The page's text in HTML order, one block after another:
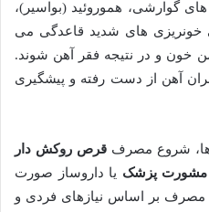
گوارشی، هموروئید (بواسیر)،
خونریزی های شدید قاعدگی می
خون و در نتیجه فقر آهن شوند.
آهن از دست رفته و پیشگیری
ها، شروع مصرف قرص روکش دار
مشورت پزشک یا داروساز صورت
مصرف بر اساس نیازهای فردی و